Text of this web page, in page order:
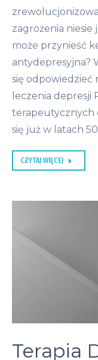
zagrożenia niesie
może przynieść
antydepresyjna?
się odpowiedzieć
leczenia depresji
terapeutycznych
się już w latach
CZYTAJ WIĘCEJ
Terapia